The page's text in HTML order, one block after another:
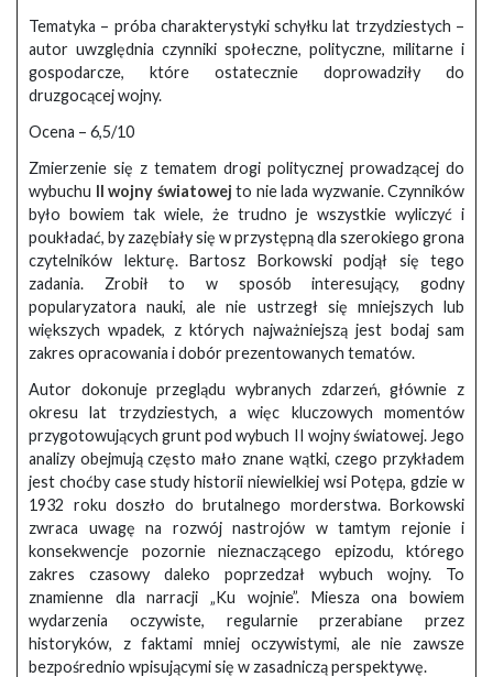
Tematyka – próba charakterystyki schyłku lat trzydziestych –
autor uwzględnia czynniki społeczne, polityczne, militarne i
gospodarcze, które ostatecznie doprowadziły do
druzgocącej wojny.
Ocena – 6,5/10
Zmierzenie się z tematem drogi politycznej prowadzącej do
wybuchu II wojny światowej to nie lada wyzwanie. Czynników
było bowiem tak wiele, że trudno je wszystkie wyliczyć i
poukładać, by zazębiały się w przystępną dla szerokiego grona
czytelników lekturę. Bartosz Borkowski podjął się tego
zadania. Zrobił to w sposób interesujący, godny
popularyzatora nauki, ale nie ustrzegł się mniejszych lub
większych wpadek, z których najważniejszą jest bodaj sam
zakres opracowania i dobór prezentowanych tematów.
Autor dokonuje przeglądu wybranych zdarzeń, głównie z
okresu lat trzydziestych, a więc kluczowych momentów
przygotowujących grunt pod wybuch II wojny światowej. Jego
analizy obejmują często mało znane wątki, czego przykładem
jest choćby case study historii niewielkiej wsi Potępa, gdzie w
1932 roku doszło do brutalnego morderstwa. Borkowski
zwraca uwagę na rozwój nastrojów w tamtym rejonie i
konsekwencje pozornie nieznaczącego epizodu, którego
zakres czasowy daleko poprzedzał wybuch wojny. To
znamienne dla narracji „Ku wojnie”. Miesza ona bowiem
wydarzenia oczywiste, regularnie przerabiane przez
historyków, z faktami mniej oczywistymi, ale nie zawsze
bezpośrednio wpisującymi się w zasadniczą perspektywę.